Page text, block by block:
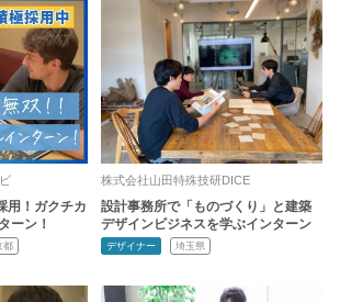
用！ガクチカ
ーン！
都
株式会社山田特殊技研DICE
設計事務所で「ものづくり」と建築
デザインビジネスを学ぶインターン
デザイナー 埼玉県